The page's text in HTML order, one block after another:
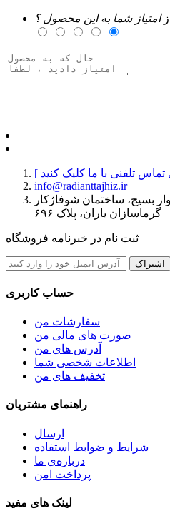
امتیاز شما به این محصول ؟
info@radianttajhiz.ir
بسیج، ساختمان شوفاژکار
گرماسازان یاران، پلاک ۶۹۶
ثبت نام در خبرنامه فروشگاه
اشتراک
حساب کاربری
سفارشات من
صورت های مالی من
آدرس های من
اطلاعات شخصی شما
تخفیف های من
راهنمای مشتریان
ارسال
شرایط و ضوابط استفاده
درباره‌ی ما
پرداخت امن
لینک های مفید